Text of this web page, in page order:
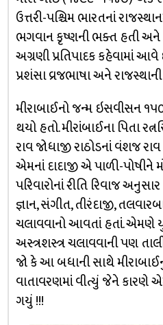
ઉત્તરી-પશ્ચિમ ભારતનાં
ભગવાન કૃષ્ણની ભક્ત હતી અને
અગ્રણી પ્રતિપાદક કહેવામાં
પ્રશંસા વ્રજભાષા અને
મીરાબાઈનો જન્મ ઇસવીસન
થયો હતો. મીરાંબાઈના પિતા
રાવ જોધાજી રાઠોડનાં વંશજ રાવ
એમનાં દાદાજી એ પાળી-પોષીને
પરિવારોનાં રીતિ રિવાજ
જ્ઞાન, સંગીત, તીરંદાજી,
ચલાવવાનો આવતાં હતાં. એમણે
અસ્ત્રશસ્ત્ર ચલાવવાની પણ
જો કે આ બધાની સાથે
વાતાવરણમાં વીત્યું જેને કારણે
ગયું !!!